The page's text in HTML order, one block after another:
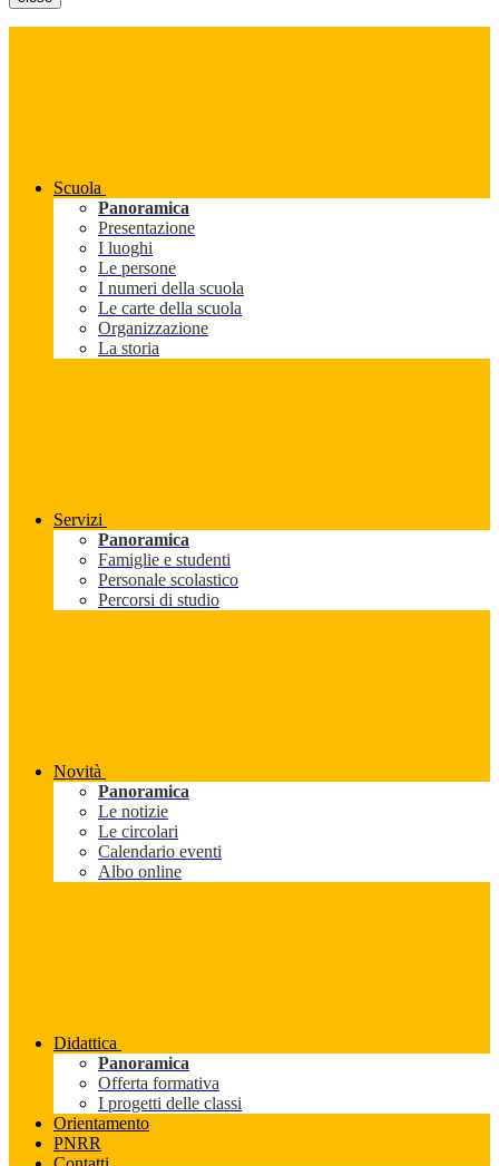
Scuola
Panoramica
Presentazione
I luoghi
Le persone
I numeri della scuola
Le carte della scuola
Organizzazione
La storia
Servizi
Panoramica
Famiglie e studenti
Personale scolastico
Percorsi di studio
Novità
Panoramica
Le notizie
Le circolari
Calendario eventi
Albo online
Didattica
Panoramica
Offerta formativa
I progetti delle classi
Orientamento
PNRR